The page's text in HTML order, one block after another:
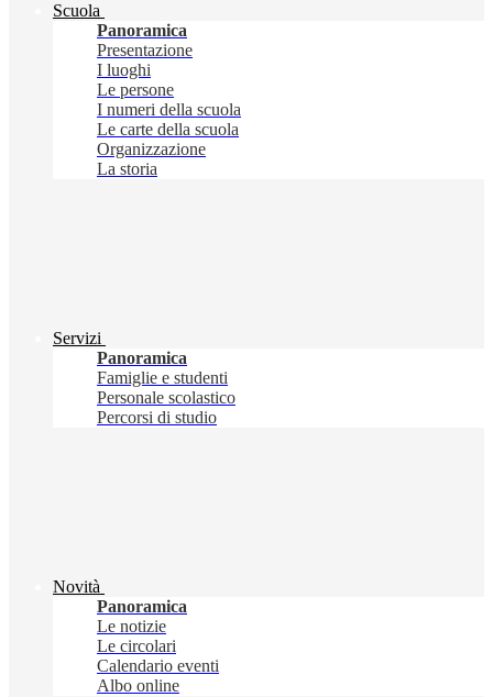
Scuola
Panoramica
Presentazione
I luoghi
Le persone
I numeri della scuola
Le carte della scuola
Organizzazione
La storia
Servizi
Panoramica
Famiglie e studenti
Personale scolastico
Percorsi di studio
Novità
Panoramica
Le notizie
Le circolari
Calendario eventi
Albo online